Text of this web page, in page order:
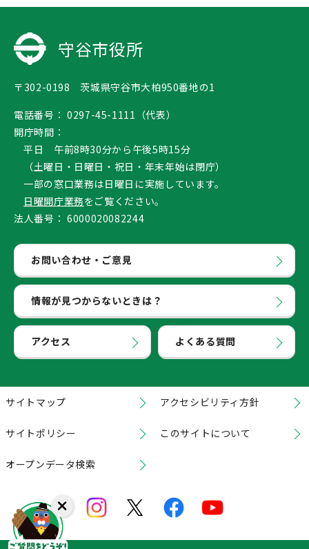
守谷市役所
〒302-0198 茨城県守谷市大柏950番地の1
電話番号： 0297-45-1111（代表）
開庁時間：
平日 午前8時30分から午後5時15分
（土曜日・日曜日・祝日・年末年始は閉庁）
一部の窓口業務は日曜日に実施しています。
日曜開庁業務をご覧ください。
法人番号： 6000020082244
お問い合わせ・ご意見
情報が見つからないときは？
アクセス よくある質問
サイトマップ アクセシビリティ方針
サイトポリシー このサイトについて
オープンデータ検索